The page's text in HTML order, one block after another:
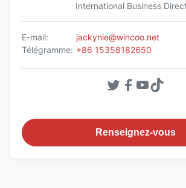
International Business
E-mail:
jackynie@wincoo.net
Télégramme: +86 15358182650
Renseignez-vous